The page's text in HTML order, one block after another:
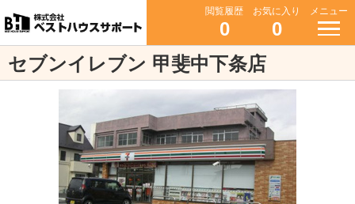
閲覧履歴
0
お気に入り
0
メニュー
セブンイレブン 甲斐中下条店